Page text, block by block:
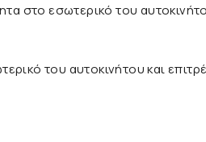
στο εσωτερικό του
του αυτοκινήτου και